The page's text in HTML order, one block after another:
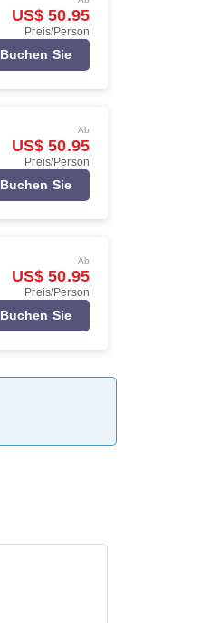
US$ 50.95
Preis/Person
Buchen Sie
Ab
US$ 50.95
Preis/Person
Buchen Sie
Ab
US$ 50.95
Preis/Person
Buchen Sie